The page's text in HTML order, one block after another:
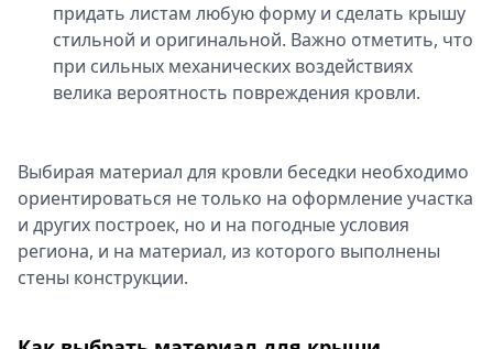
придать листам любую форму и сделать крышу
стильной и оригинальной. Важно отметить, что
при сильных механических воздействиях
велика вероятность повреждения кровли.
Выбирая материал для кровли беседки необходимо
ориентироваться не только на оформление участка
и других построек, но и на погодные условия
региона, и на материал, из которого выполнены
стены конструкции.